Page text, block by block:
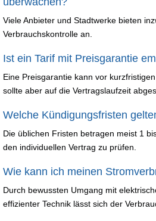
Viele Anbieter und Stadtwerke bieten
Verbrauchskontrolle an.
Ist ein Tarif mit Preisgarantie
Eine Preisgarantie kann vor
sollte aber auf die Vertragslaufzeit
Welche Kündigungsfristen
Die üblichen Fristen betragen meist 1
den individuellen Vertrag zu prüfen.
Wie kann ich meinen
Durch bewussten Umgang mit
effizienter Technik lässt sich der